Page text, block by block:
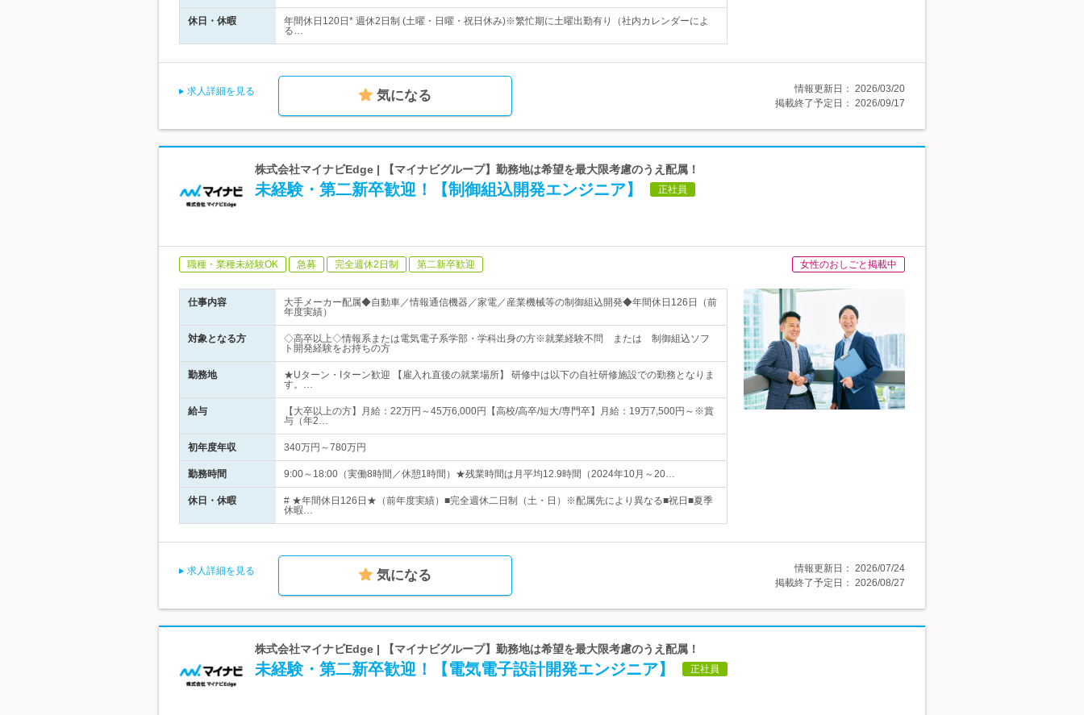
休日・休暇
年間休日120日* 週休2日制 (土曜・日曜・祝日休み)※繁忙期に土曜出勤有り（社内カレンダーによ
る…
求人詳細を見る 気になる 情報更新日： 2026/03/20
掲載終了予定日： 2026/09/17
株式会社マイナビEdge | 【マイナビグループ】勤務地は希望を最大限考慮のうえ配属！
未経験・第二新卒歓迎！【制御組込開発エンジニア】 正社員
職種・業種未経験OK 急募 完全週休2日制 第二新卒歓迎 女性のおしごと掲載中
仕事内容
大手メーカー配属◆自動車／情報通信機器／家電／産業機械等の制御組込開発◆年間休日126日（前
年度実績）
対象となる方
◇高卒以上◇情報系または電気電子系学部・学科出身の方※就業経験不問 または 制御組込ソフ
ト開発経験をお持ちの方
勤務地
★Uターン・Iターン歓迎 【雇入れ直後の就業場所】 研修中は以下の自社研修施設での勤務となりま
す。…
給与
【大卒以上の方】月給：22万円～45万6,000円【高校/高卒/短大/専門卒】月給：19万7,500円～※賞
与（年2…
初年度年収 340万円～780万円
勤務時間 9:00～18:00（実働8時間／休憩1時間）★残業時間は月平均12.9時間（2024年10月～20…
休日・休暇
# ★年間休日126日★（前年度実績）■完全週休二日制（土・日）※配属先により異なる■祝日■夏季
休暇…
求人詳細を見る 気になる 情報更新日： 2026/07/24
掲載終了予定日： 2026/08/27
株式会社マイナビEdge | 【マイナビグループ】勤務地は希望を最大限考慮のうえ配属！
未経験・第二新卒歓迎！【電気電子設計開発エンジニア】 正社員